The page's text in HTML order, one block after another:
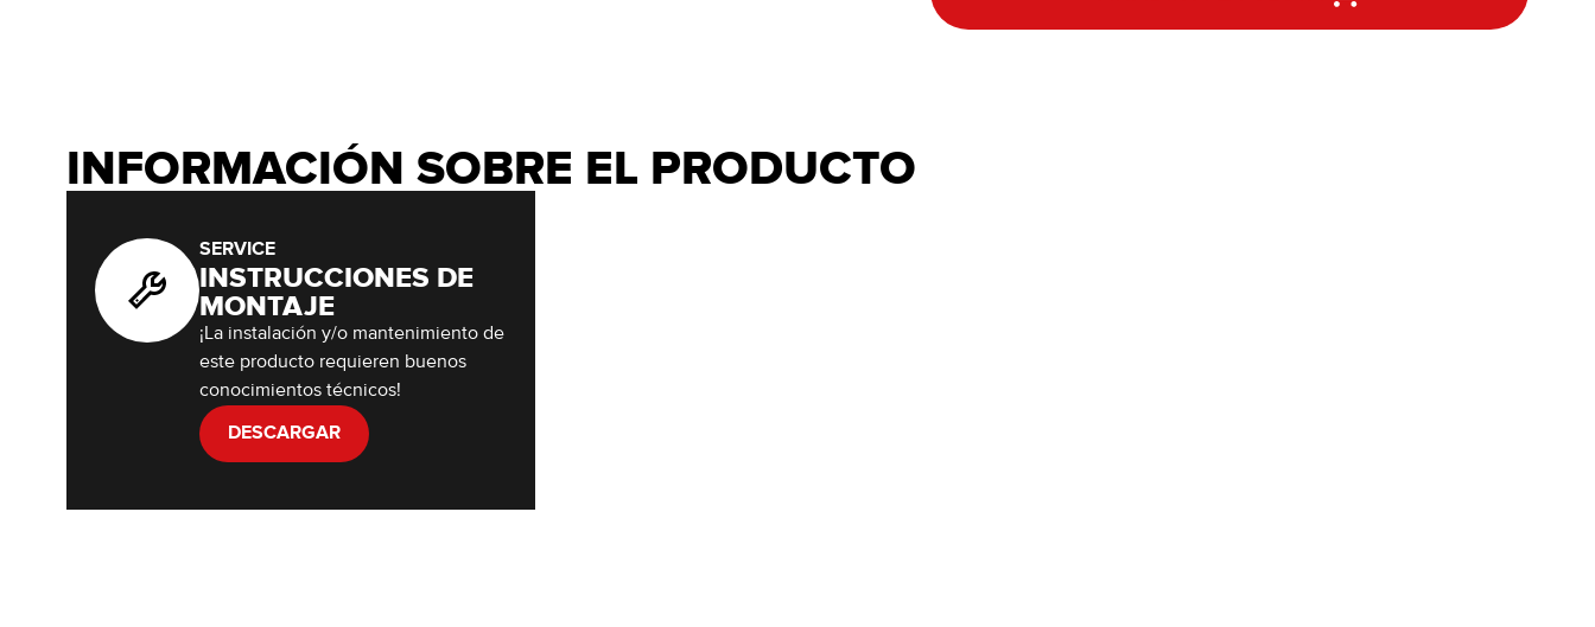
INFORMACIÓN SOBRE EL PRODUCTO
SERVICE
INSTRUCCIONES DE
MONTAJE
¡La instalación y/o mantenimiento de
este producto requieren buenos
conocimientos técnicos!
DESCARGAR